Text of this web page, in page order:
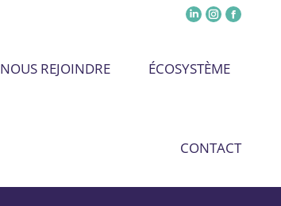
NOUS REJOINDRE ÉCOSYSTÈME
CONTACT